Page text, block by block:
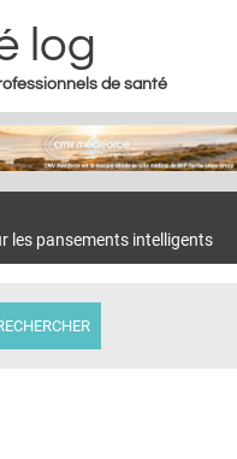
log
de santé
les pansements intelligents